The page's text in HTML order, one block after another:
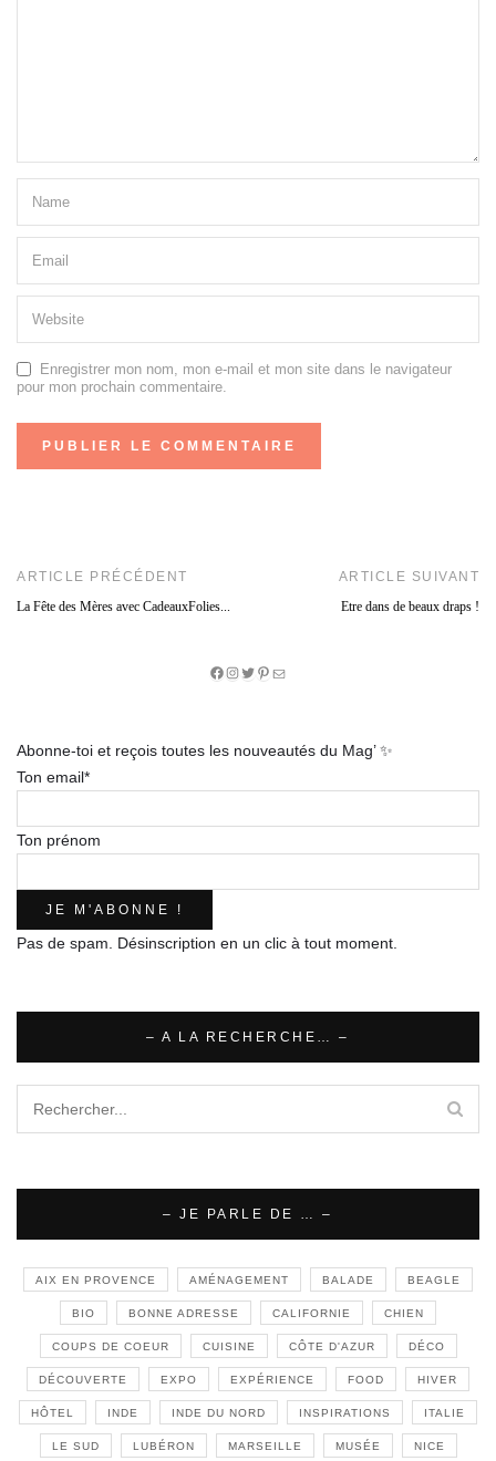
Enregistrer mon nom, mon e-mail et mon site dans le navigateur
pour mon prochain commentaire.
ARTICLE PRÉCÉDENT
La Fête des Mères avec CadeauxFolies...
ARTICLE SUIVANT
Etre dans de beaux draps !
Facebook
Instagram
Twitter
Pinterest
E-
Abonne-toi et reçois toutes les nouveautés du Mag’ ✨
Ton email*
Ton prénom
Pas de spam. Désinscription en un clic à tout moment.
– A LA RECHERCHE… –
– JE PARLE DE … –
AIX EN PROVENCE AMÉNAGEMENT BALADE BEAGLE
BIO BONNE ADRESSE CALIFORNIE CHIEN
COUPS DE COEUR CUISINE CÔTE D'AZUR DÉCO
DÉCOUVERTE EXPO EXPÉRIENCE FOOD HIVER
HÔTEL INDE INDE DU NORD INSPIRATIONS ITALIE
LE SUD LUBÉRON MARSEILLE MUSÉE NICE